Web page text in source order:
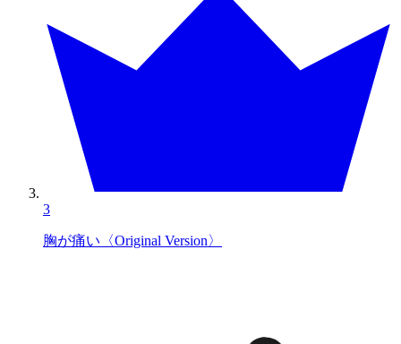
3
胸が痛い〈Original Version〉